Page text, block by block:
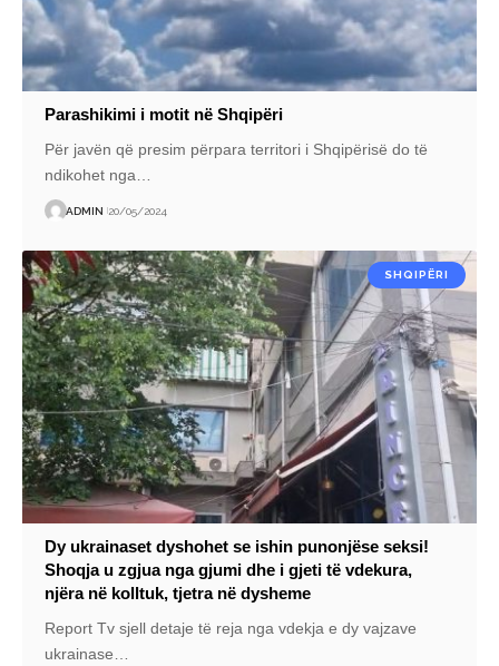
Parashikimi i motit në Shqipëri
Për javën që presim përpara territori i Shqipërisë do të
ndikohet nga…
ADMIN 20/05/2024
SHQIPËRI
Dy ukrainaset dyshohet se ishin punonjëse seksi!
Shoqja u zgjua nga gjumi dhe i gjeti të vdekura,
njëra në kolltuk, tjetra në dysheme
Report Tv sjell detaje të reja nga vdekja e dy vajzave
ukrainase